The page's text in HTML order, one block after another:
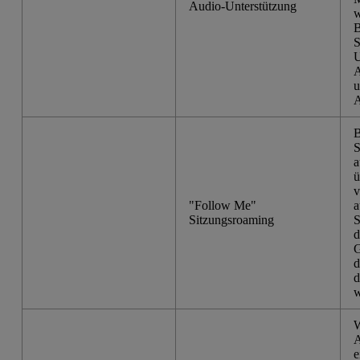
Audio-Unterstützung
"Follow Me"
Sitzungsroaming